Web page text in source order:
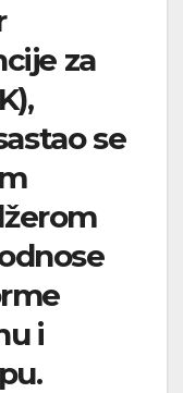
za
se
i